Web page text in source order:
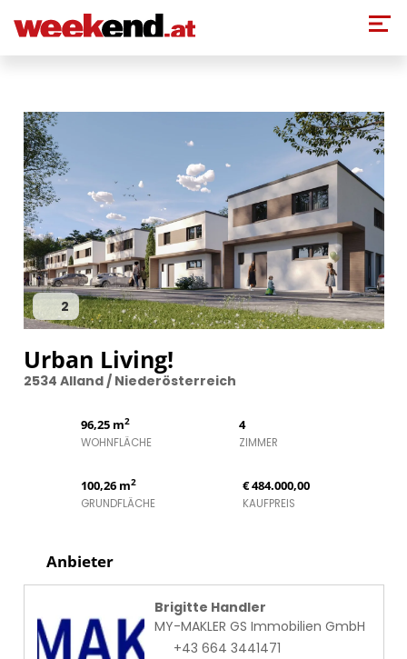
2
Urban Living!
2534 Alland / Niederösterreich
96,25 m2
WOHNFLÄCHE
4
ZIMMER
100,26 m2
GRUNDFLÄCHE
€ 484.000,00
KAUFPREIS
Anbieter
Brigitte Handler
MY-MAKLER GS Immobilien GmbH
+43 664 3441471